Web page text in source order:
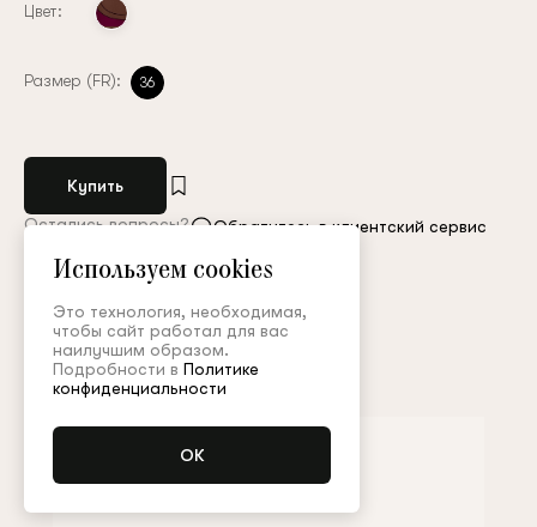
Цвет:
Размер (FR): 36
Купить
Остались вопросы?
Обратитесь в клиентский сервис
Арт. PNT002FW24Resort Таблица размеров
Дополнить образ
Используем cookies
Это технология, необходимая,
чтобы сайт работал для вас
наилучшим образом.
Подробности в Политике
конфиденциальности